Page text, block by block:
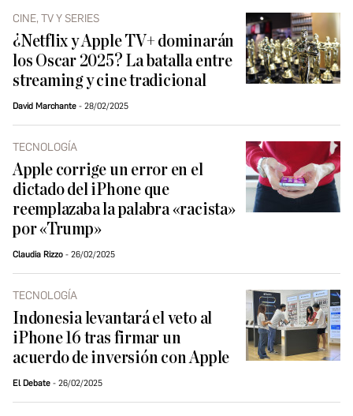
CINE, TV Y SERIES
¿Netflix y Apple TV+ dominarán
los Oscar 2025? La batalla entre
streaming y cine tradicional
David Marchante 28/02/2025
TECNOLOGÍA
Apple corrige un error en el
dictado del iPhone que
reemplazaba la palabra «racista»
por «Trump»
Claudia Rizzo 26/02/2025
TECNOLOGÍA
Indonesia levantará el veto al
iPhone 16 tras firmar un
acuerdo de inversión con Apple
El Debate 26/02/2025